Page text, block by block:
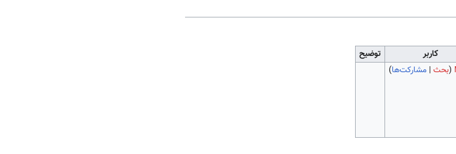
کاربر
توضیح
(بحث| مشارکت‌ها)